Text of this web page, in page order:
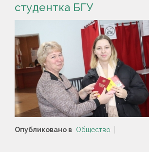
студентка БГУ
Опубликовано в Общество